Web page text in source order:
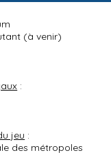
(à venir)
:
jeu :
des métropoles